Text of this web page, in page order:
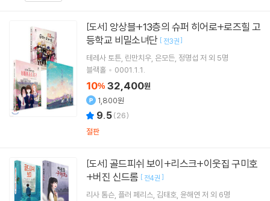
[도서]
등학교 비밀소녀단 [ 전3권]
테레사 토튼 린만치우 은모든 정명섭 저 외 5명
블랙홀
0001.1.1.
10% 32,400원
1,800원
9.5(26)
절판
[도서]
+버진 신드롬 [ 전4권 ]
리사 톰슨 플러 페리스 김태호 윤해연 저 외 6명